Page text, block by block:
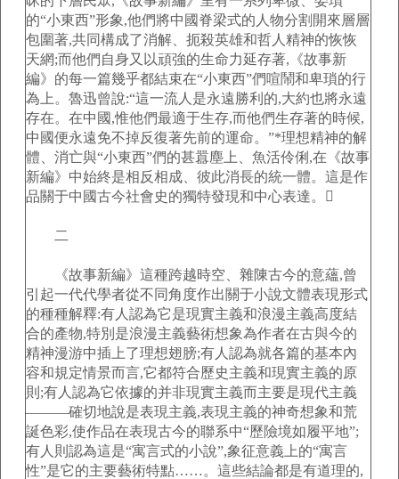
的“小東西”形象,他們將中國脊梁式的人物分割開來層層
包圍著,共同構成了消解、扼殺英雄和哲人精神的恢恢
天網;而他們自身又以頑強的生命力延存著,《故事新
編》的每一篇幾乎都結束在“小東西”們喧鬧和卑瑣的行
為上。魯迅曾說:“這一流人是永遠勝利的,大約也將永遠
存在。在中國,惟他們最適于生存,而他們生存著的時候,
中國便永遠免不掉反復著先前的運命。”*理想精神的解
體、消亡與“小東西”們的甚囂塵上、魚活伶俐,在《故事
新編》中始終是相反相成、彼此消長的統一體。這是作
品關于中國古今社會史的獨特發現和中心表達。
二
《故事新編》這種跨越時空、雜陳古今的意蘊,曾
引起一代代學者從不同角度作出關于小說文體表現形式
的種種解釋:有人認為它是現實主義和浪漫主義高度結
合的產物,特別是浪漫主義藝術想象為作者在古與今的
精神漫游中插上了理想翅膀;有人認為就各篇的基本內
容和規定情景而言,它都符合歷史主義和現實主義的原
則;有人認為它依據的并非現實主義而主要是現代主義
———確切地說是表現主義,表現主義的神奇想象和荒
誕色彩,使作品在表現古今的聯系中“歷險境如履平地”;
有人則認為這是“寓言式的小說”,象征意義上的“寓言
性”是它的主要藝術特點……。這些結論都是有道理的,